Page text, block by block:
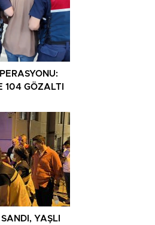
104 GÖZALTI
YAŞLI